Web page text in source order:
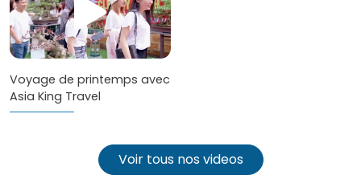
Voyage de printemps avec
Asia King Travel
Voir tous nos videos